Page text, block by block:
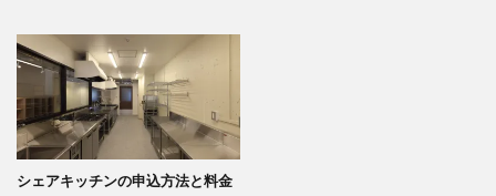
シェアキッチンの申込方法と料金